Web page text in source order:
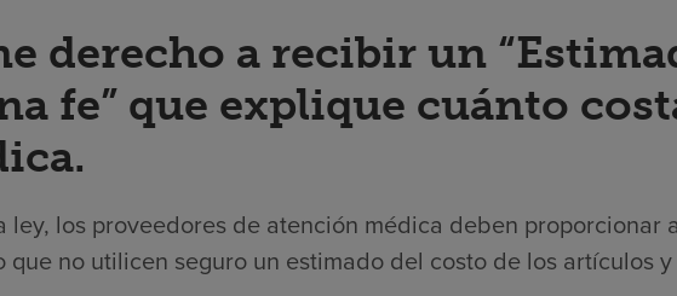
derecho a recibir un
fe” que explique cuánto
ley, los proveedores de atención médica deben proporcionar
que no utilicen seguro un estimado del costo de los artículos